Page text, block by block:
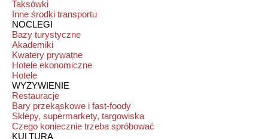
Taksówki
Inne środki transportu
NOCLEGI
Bazy turystyczne
Akademiki
Kwatery prywatne
Hotele ekonomiczne
Hotele
WYŻYWIENIE
Restauracje
Bary przekąskowe i fast-foody
Sklepy, supermarkety, targowiska
Czego koniecznie trzeba spróbować
KULTURA